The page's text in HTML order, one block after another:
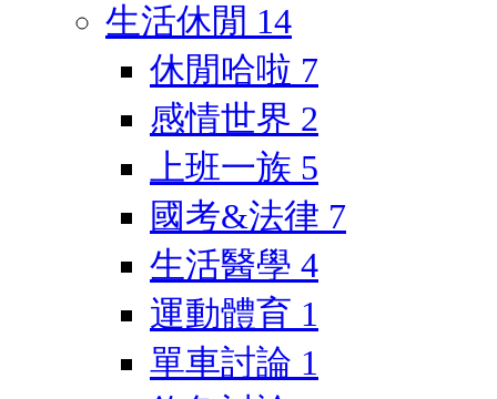
生活休閒 14
休閒哈啦 7
感情世界 2
上班一族 5
國考&法律 7
生活醫學 4
運動體育 1
單車討論 1